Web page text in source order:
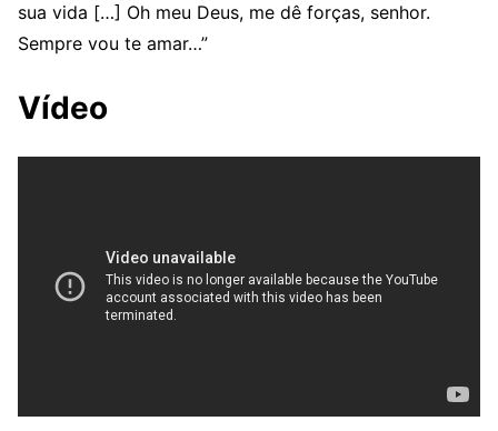
sua vida […] Oh meu Deus, me dê forças, senhor.
Sempre vou te amar…”
Vídeo